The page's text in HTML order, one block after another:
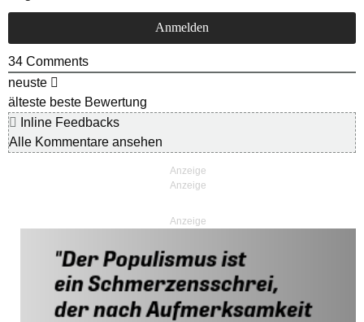
34 Comments
neuste
älteste beste Bewertung
Inline Feedbacks
Alle Kommentare ansehen
Anzeige